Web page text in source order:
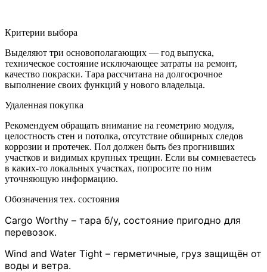
Критерии выбора
Выделяют три основополагающих — год выпуска,
техническое состояние исключающее затраты на ремонт,
качество покраски. Тара рассчитана на долгосрочное
выполнение своих функций у нового владельца.
Удаленная покупка
Рекомендуем обращать внимание на геометрию модуля,
целостность стен и потолка, отсутствие обширных следов
коррозии и протечек. Пол должен быть без прогнивших
участков и видимых крупных трещин. Если вы сомневаетесь
в каких-то локальных участках, попросите по ним
уточняющую информацию.
Обозначения тех. состояния
Cargo Worthy – тара б/у, состояние пригодно для
перевозок.
Wind and Water Tight – герметичные, груз защищён от
воды и ветра.